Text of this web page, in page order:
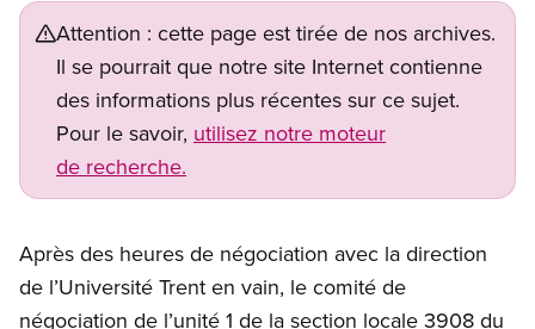
Attention : cette page est tirée de nos archives.
Il se pourrait que notre site Internet contienne
des informations plus récentes sur ce sujet.
Pour le savoir, utilisez notre moteur
de recherche.
Après des heures de négociation avec la direction
de l’Université Trent en vain, le comité de
négociation de l’unité 1 de la section locale 3908 du